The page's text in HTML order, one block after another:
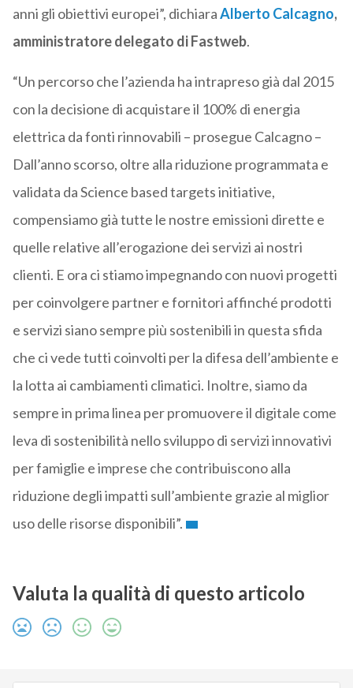
anni gli obiettivi europei”, dichiaraAlberto Calcagno,
amministratore delegato di Fastweb.
“Un percorso che l’azienda ha intrapreso già dal 2015
con la decisione di acquistare il 100% di energia
elettrica da fonti rinnovabili – prosegue Calcagno –
Dall’anno scorso, oltre alla riduzione programmata e
validata da Science based targets initiative,
compensiamo già tutte le nostre emissioni dirette e
quelle relative all’erogazione dei servizi ai nostri
clienti. E ora ci stiamo impegnando con nuovi progetti
per coinvolgere partner e fornitori affinché prodotti
e servizi siano sempre più sostenibili in questa sfida
che ci vede tutti coinvolti per la difesa dell’ambiente e
la lotta ai cambiamenti climatici. Inoltre, siamo da
sempre in prima linea per promuovere il digitale come
leva di sostenibilità nello sviluppo di servizi innovativi
per famiglie e imprese che contribuiscono alla
riduzione degli impatti sull’ambiente grazie al miglior
uso delle risorse disponibili”.
Valuta la qualità di questo articolo